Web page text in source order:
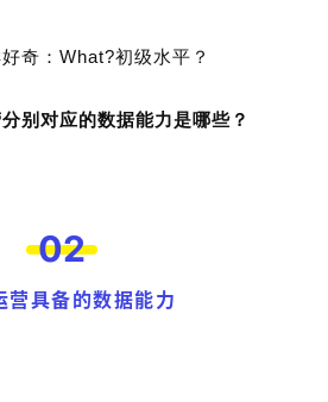
奇：What?初级水平？
别对应的数据能力是哪些？
02
营具备的数据能力